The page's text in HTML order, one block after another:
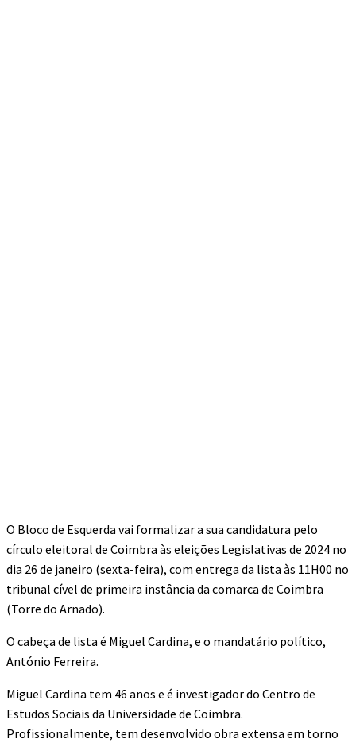
O Bloco de Esquerda vai formalizar a sua candidatura pelo
círculo eleitoral de Coimbra às eleições Legislativas de 2024 no
dia 26 de janeiro (sexta-feira), com entrega da lista às 11H00 no
tribunal cível de primeira instância da comarca de Coimbra
(Torre do Arnado).
O cabeça de lista é Miguel Cardina, e o mandatário político,
António Ferreira.
Miguel Cardina tem 46 anos e é investigador do Centro de
Estudos Sociais da Universidade de Coimbra.
Profissionalmente, tem desenvolvido obra extensa em torno